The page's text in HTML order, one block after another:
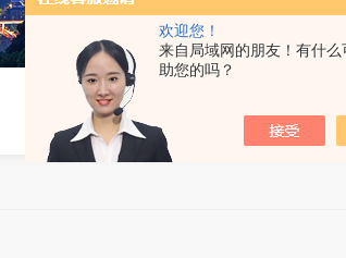
欢迎您！
来自局域网的朋友！有什么
助您的吗？